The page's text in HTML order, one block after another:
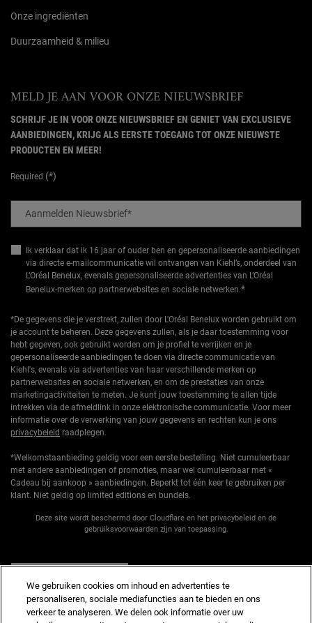
Onze ingrediënten
Duurzaamheid & milieu
MELD JE AAN VOOR ONZE NIEUWSBRIEF
SCHRIJF JE IN VOOR ONZE NIEUWSBRIEF EN GENIET VAN EXCLUSIEVE
AANBIEDINGEN, KRIJG ALS EERSTE TOEGANG TOT ONZE NIEUWSTE
PRODUCTEN EN MEER!
Required (*)
Aanmelden Nieuwsbrief*
Ik verklaar dat ik 16 jaar of ouder ben en gepersonaliseerde aanbiedingen
via directe e-mailcommunicatie wil ontvangen van Kiehl’s, onderdeel van
L’Oréal Benelux, evenals gepersonaliseerde advertenties van L’Oréal
Benelux-merken op partnerwebsites en sociale netwerken.*
*De gegevens die je verstrekt, zullen door L'Oréal Benelux worden gebruikt om
je account te beheren. Deze gegevens zullen, als je daar toestemming voor
hebt gegeven, ook gebruikt worden om je profiel te verrijken en je
gepersonaliseerde aanbiedingen te doen via directe communicatie van
Kiehl's, evenals via advertenties van haar verschillende merken op
partnerwebsites en sociale netwerken, en om de prestaties van onze
marketingactiviteiten te meten. Je kunt jouw toestemming te allen tijde
intrekken via de afmeldlink in onze elektronische communicatie. Voor meer
informatie over de verwerking van jouw gegevens en rechten kun je ons
privacybeleid raadplegen.
*Welkomstaanbieding geldig voor een eerste bestelling. Niet cumuleerbaar
met andere aanbiedingen of promoties, maar wel cumuleerbaar met «
Cadeau bij aankoop » aanbiedingen. Beperkt tot één keer te gebruiken per
klant. Niet geldig op limited editions en bundels.
Deze site wordt beschermd door Cloudflare en het privacybeleid en de
gebruiksvoorwaarden zijn van toepassing.
We gebruiken cookies om inhoud en advertenties te
personaliseren, sociale mediafuncties aan te bieden en ons
verkeer te analyseren. We delen ook informatie over uw